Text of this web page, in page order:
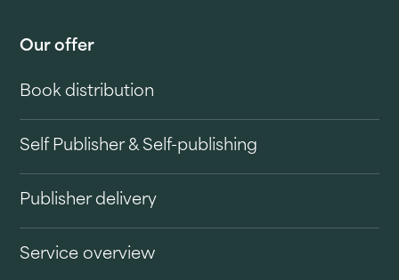
Our offer
Book distribution
Self Publisher & Self-publishing
Publisher delivery
Service overview